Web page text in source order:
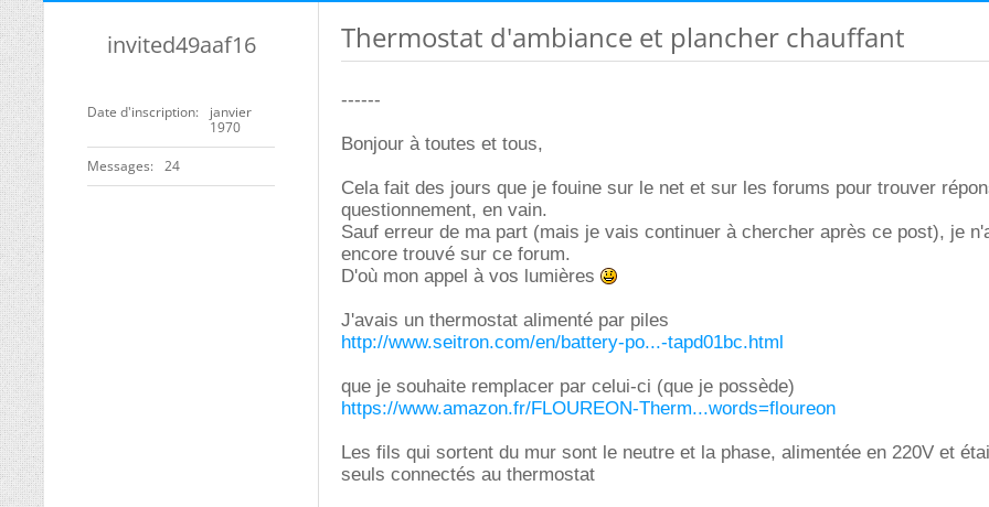
invited49aaf16
Date d'inscription
janvier
1970
Messages 24
Thermostat d'ambiance et plancher chauffant
------
Bonjour à toutes et tous,
Cela fait des jours que je fouine sur le net et sur les forums pour trouver
questionnement, en vain.
Sauf erreur de ma part (mais je vais continuer à chercher après ce post), je
encore trouvé sur ce forum.
D'où mon appel à vos lumières
J'avais un thermostat alimenté par piles
http://www.seitron.com/en/battery-po...-tapd01bc.html
que je souhaite remplacer par celui-ci (que je possède)
https://www.amazon.fr/FLOUREON-Therm...words=floureon
Les fils qui sortent du mur sont le neutre et la phase, alimentée en 220V et
seuls connectés au thermostat